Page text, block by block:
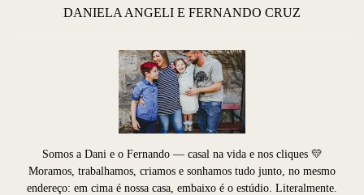
DANIELA ANGELI E FERNANDO CRUZ
Somos a Dani e o Fernando — casal na vida e nos cliques 💛
Moramos, trabalhamos, criamos e sonhamos tudo junto, no mesmo
endereço: em cima é nossa casa, embaixo é o estúdio. Literalmente.